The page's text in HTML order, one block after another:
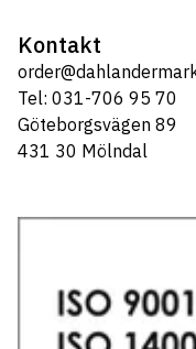
Kontakt
Tel: 031-706 95 70
Göteborgsvägen 89
431 30 Mölndal